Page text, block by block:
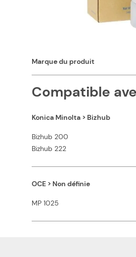
Marque du produit
Compatible
Konica Minolta > Bizhub
Bizhub 200
Bizhub 222
OCE > Non définie
MP 1025